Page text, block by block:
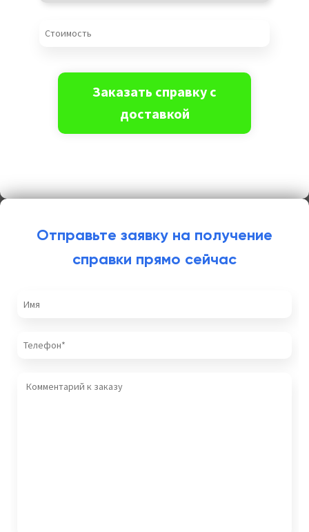
Отправьте заявку на получение
справки прямо сейчас